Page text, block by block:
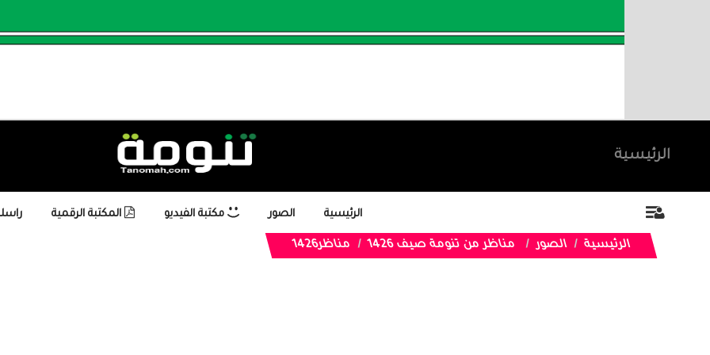
الرئيسية
الرئيسية الصور مكتبة الفيديو المكتبة الرقمية
الرئيسية الصور مناظر من تنومة صيف 1426 مناظر1426